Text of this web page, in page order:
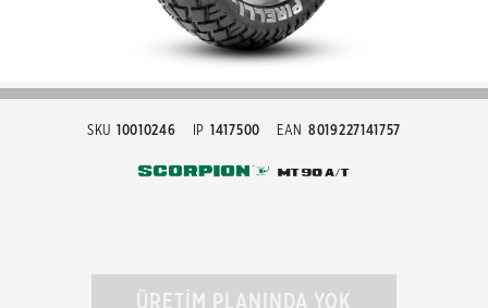
SKU 10010246 IP 1417500 EAN 8019227141757
ÜRETİM PLANINDA YOK